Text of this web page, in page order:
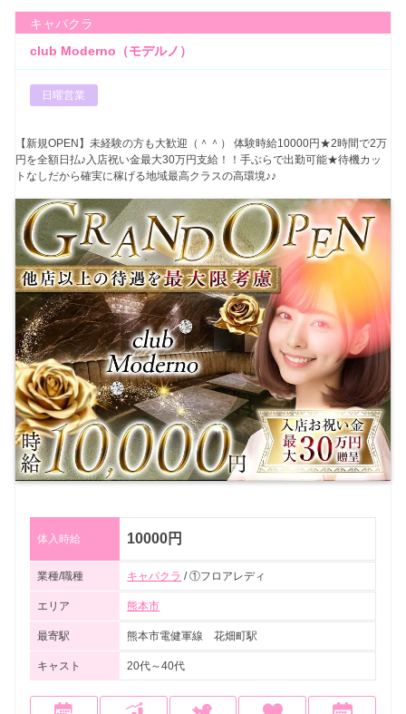
キャバクラ
club Moderno（モデルノ）
日曜営業
【新規OPEN】未経験の方も大歓迎（＾＾） 体験時給10000円★2時間で2万
円を全額日払♪入店祝い金最大30万円支給！！手ぶらで出勤可能★待機カッ
トなしだから確実に稼げる地域最高クラスの高環境♪♪
体入時給 10000円
業種/職種 キャバクラ / ①フロアレディ
エリア 熊本市
最寄駅 熊本市電健軍線 花畑町駅
キャスト 20代～40代